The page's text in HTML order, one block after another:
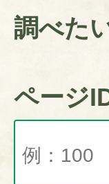
調べた
ページ